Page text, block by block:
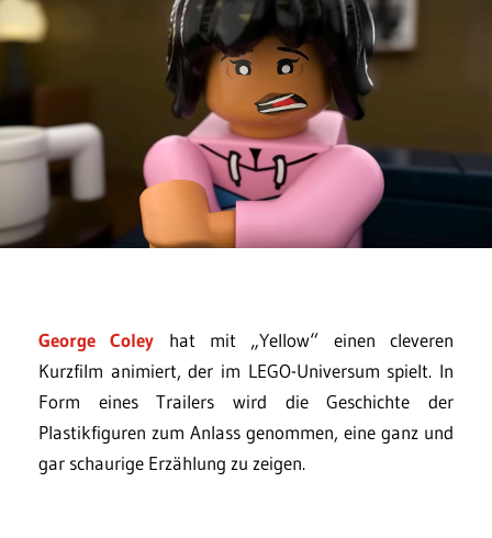
George Coley hat mit „Yellow“ einen cleveren
Kurzfilm animiert, der im LEGO-Universum spielt. In
Form eines Trailers wird die Geschichte der
Plastikfiguren zum Anlass genommen, eine ganz und
gar schaurige Erzählung zu zeigen.